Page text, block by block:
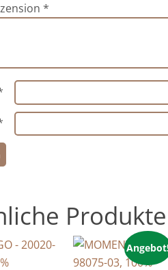
*
Produkte